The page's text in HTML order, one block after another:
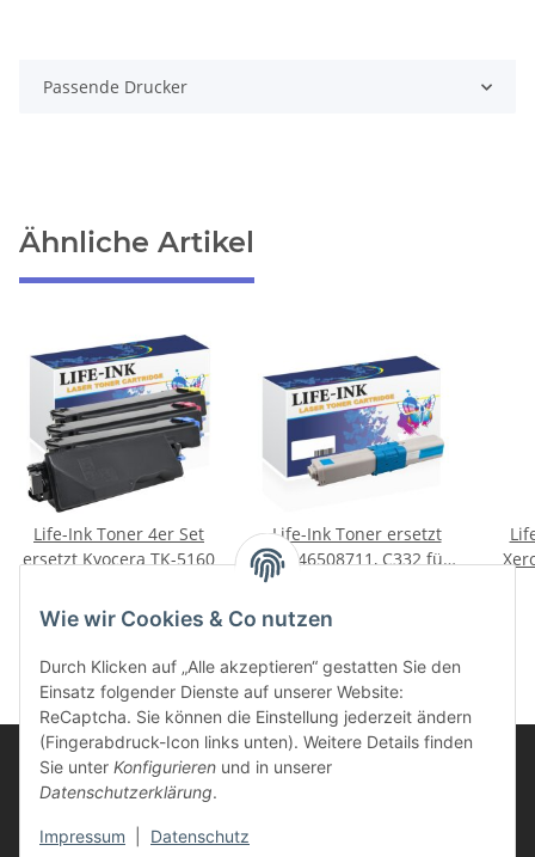
Passende Drucker
Ähnliche Artikel
Life-Ink Toner 4er Set
ersetzt Kyocera TK-5160
Life-Ink Toner ersetzt
OKI 46508711, C332 für
Wie wir Cookies & Co nutzen
Durch Klicken auf „Alle akzeptieren“ gestatten Sie den
Einsatz folgender Dienste auf unserer Website:
ReCaptcha. Sie können die Einstellung jederzeit ändern
(Fingerabdruck-Icon links unten). Weitere Details finden
Sie unter Konfigurieren und in unserer
Datenschutzerklärung.
Impressum Datenschutz